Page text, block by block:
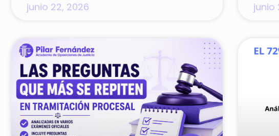
junio 22, 2026 junio